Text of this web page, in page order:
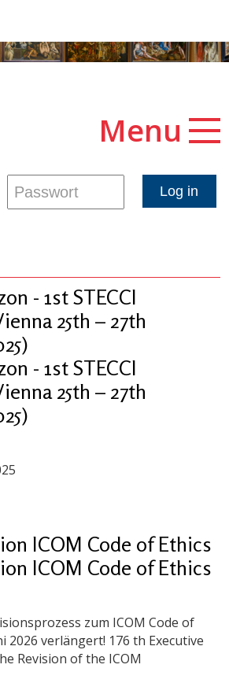
Menu
- 1st STECCI
25th – 27th
- 1st STECCI
25th – 27th
ICOM Code of Ethics
ICOM Code of Ethics
zum ICOM Code of
2026 verlängert! 176 th Executive
Revision of the ICOM